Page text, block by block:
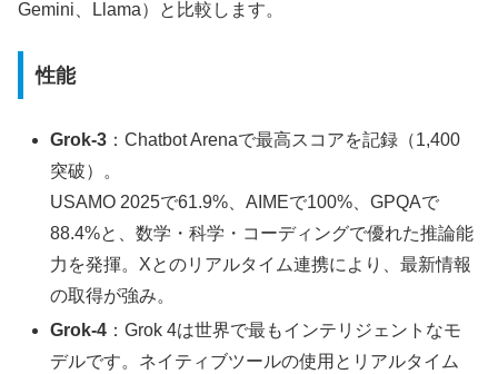
Gemini、Llama）と比較します。
性能
Grok-3 ：Chatbot Arenaで最高スコアを記録（1,400
突破）。
USAMO 2025で61.9%、AIMEで100%、GPQAで
88.4%と、数学・科学・コーディングで優れた推論能
力を発揮。Xとのリアルタイム連携により、最新情報
の取得が強み。
Grok-4 ：Grok 4は世界で最もインテリジェントなモ
デルです。ネイティブツールの使用とリアルタイム